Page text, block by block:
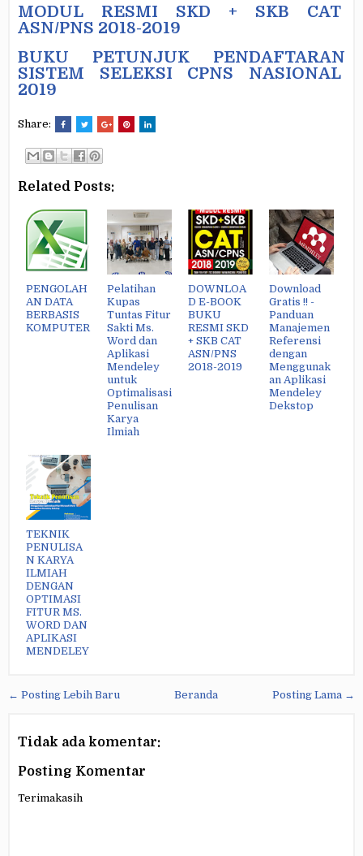
MODUL RESMI SKD + SKB CAT
ASN/PNS 2018-2019
BUKU PETUNJUK PENDAFTARAN
SISTEM SELEKSI CPNS NASIONAL
2019
Share:
Related Posts:
PENGOLAH
AN DATA
BERBASIS
KOMPUTER
Pelatihan
Kupas
Tuntas Fitur
Sakti Ms.
Word dan
Aplikasi
Mendeley
untuk
Optimalisasi
Penulisan
Karya
Ilmiah
DOWNLOA
D E-BOOK
BUKU
RESMI SKD
+ SKB CAT
ASN/PNS
2018-2019
Download
Gratis !! -
Panduan
Manajemen
Referensi
dengan
Menggunak
an Aplikasi
Mendeley
Dekstop
TEKNIK
PENULISA
N KARYA
ILMIAH
DENGAN
OPTIMASI
FITUR MS.
WORD DAN
APLIKASI
MENDELEY
← Posting Lebih Baru Posting Lama →
Beranda
Tidak ada komentar:
Posting Komentar
Terimakasih